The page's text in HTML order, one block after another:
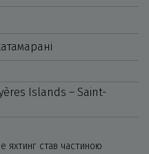
Islands – Saint-
яхтинг став частиною